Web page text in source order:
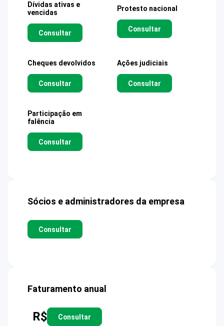
Dívidas ativas e
vencidas
Consultar
Protesto nacional
Consultar
Cheques devolvidos
Consultar
Ações judiciais
Consultar
Participação em
falência
Consultar
Sócios e administradores da empresa
Consultar
Faturamento anual
R$ Consultar